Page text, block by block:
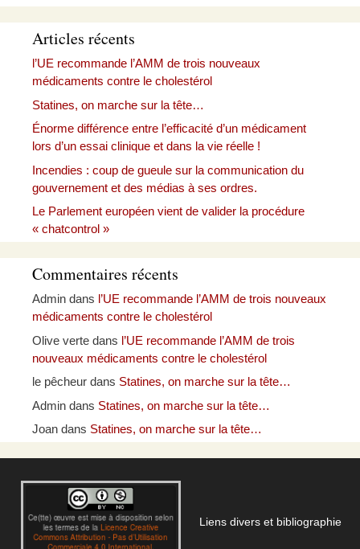
Articles récents
l’UE recommande l’AMM de trois nouveaux
médicaments contre le cholestérol
Statines, on marche sur la tête…
Énorme différence entre l’efficacité d’un médicament
lors d’un essai clinique et dans la vie réelle !
Incendies : coup de gueule sur la communication du
gouvernement et des médias à ses ordres.
Le Parlement européen vient de valider la procédure
« chatcontrol »
Commentaires récents
Admin dans l’UE recommande l’AMM de trois nouveaux
médicaments contre le cholestérol
Olive verte dans l’UE recommande l’AMM de trois
nouveaux médicaments contre le cholestérol
le pêcheur dans Statines, on marche sur la tête…
Admin dans Statines, on marche sur la tête…
Joan dans Statines, on marche sur la tête…
Liens divers et bibliographie